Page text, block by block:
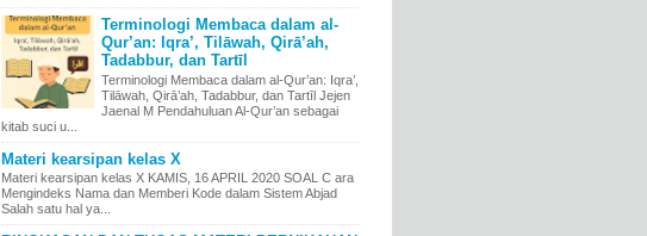
Terminologi Membaca dalam al-
Qur’an: Iqra’, Tilāwah, Qirā’ah,
Tadabbur, dan Tartīl
Terminologi Membaca dalam al-Qur’an: Iqra’,
Tilāwah, Qirā’ah, Tadabbur, dan Tartīl Jejen
Jaenal M Pendahuluan Al-Qur’an sebagai
kitab suci u...
Materi kearsipan kelas X
Materi kearsipan kelas X KAMIS, 16 APRIL 2020 SOAL C ara
Mengindeks Nama dan Memberi Kode dalam Sistem Abjad
Salah satu hal ya...